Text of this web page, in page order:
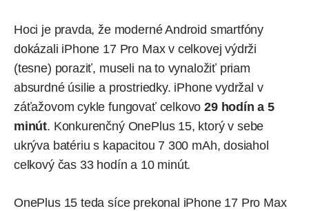
Hoci je pravda, že moderné Android smartfóny
dokázali iPhone 17 Pro Max v celkovej výdrži
(tesne) poraziť, museli na to vynaložiť priam
absurdné úsilie a prostriedky. iPhone vydržal v
záťažovom cykle fungovať celkovo29 hodín a 5
minút. Konkurenčný OnePlus 15, ktorý v sebe
ukrýva batériu s kapacitou 7 300 mAh, dosiahol
celkový čas 33 hodín a 10 minút.
OnePlus 15 teda síce prekonal iPhone 17 Pro Max